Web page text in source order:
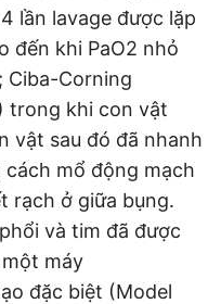
lần lavage được lặp
đến khi PaO2 nhỏ
Ciba-Corning
trong khi con vật
vật sau đó đã nhanh
mổ động mạch
rạch ở giữa bụng.
và tim đã được
máy
đặc biệt (Model